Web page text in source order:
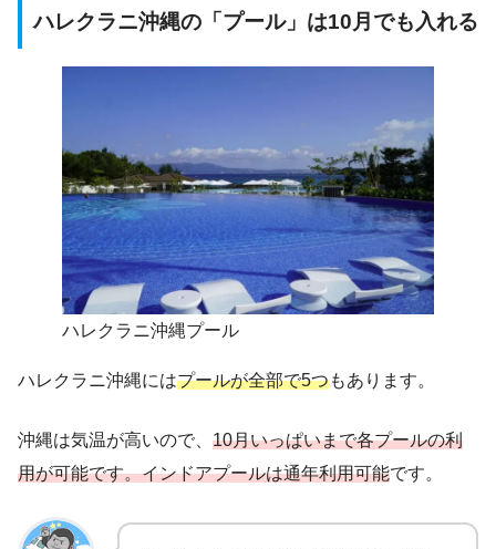
ハレクラニ沖縄の「プール」は10月でも入れる
ハレクラニ沖縄プール
ハレクラニ沖縄にはプールが全部で5つもあります。
沖縄は気温が高いので、 10月いっぱいまで各プールの利
用が可能です。インドアプールは通年利用可能です。